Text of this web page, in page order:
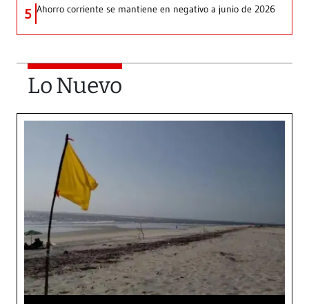
5 Ahorro corriente se mantiene en negativo a junio de 2026
Lo Nuevo